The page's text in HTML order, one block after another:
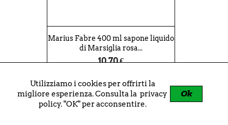
Utilizziamo i cookies per offrirti la
migliore esperienza. Consulta la privacy
policy. "OK" per acconsentire.
Ok
Marius Fabre 400 ml sapone liquido
di Marsiglia rosa...
10,70 €
+shopping_cart